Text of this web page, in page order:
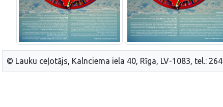
© Lauku ceļotājs, Kalnciema iela 40, Rīga, LV-1083, tel.: